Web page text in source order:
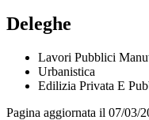
Deleghe
Lavori Pubblici
Urbanistica
Edilizia Privata E
Pagina aggiornata il 07/03/